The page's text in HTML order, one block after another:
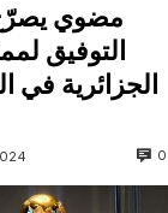
مضوي
التوفيق
الجزائرية في
0